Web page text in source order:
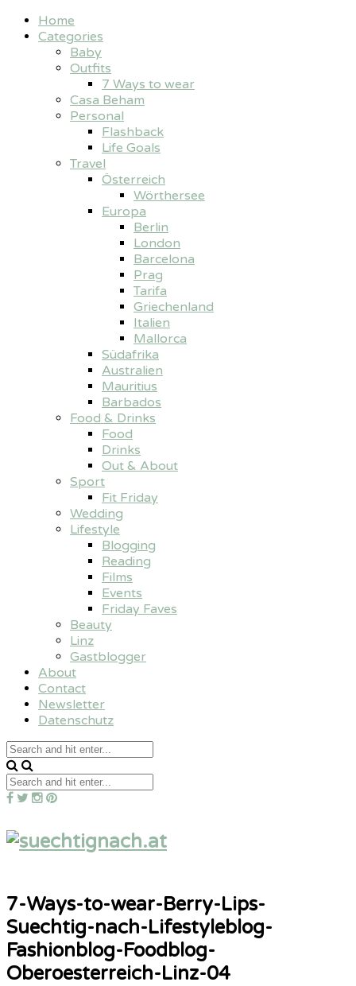
Home
Categories
Baby
Outfits
7 Ways to wear
Casa Beham
Personal
Flashback
Life Goals
Travel
Österreich
Wörthersee
Europa
Berlin
London
Barcelona
Prag
Tarifa
Griechenland
Italien
Mallorca
Südafrika
Australien
Mauritius
Barbados
Food & Drinks
Food
Drinks
Out & About
Sport
Fit Friday
Wedding
Lifestyle
Blogging
Reading
Films
Events
Friday Faves
Beauty
Linz
Gastblogger
About
Contact
Newsletter
Datenschutz
7-Ways-to-wear-Berry-Lips-
Suechtig-nach-Lifestyleblog-
Fashionblog-Foodblog-
Oberoesterreich-Linz-04